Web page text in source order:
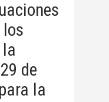
de
la